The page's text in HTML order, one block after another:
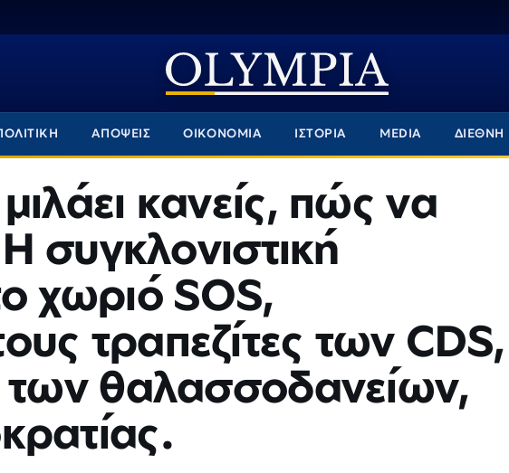
ΑΠΟΨΕΙΣ ΟΙΚΟΝΟΜΙΑ ΙΣΤΟΡΙΑ MEDIA ΔΙΕΘΝΗ
κανείς, πώς να
συγκλονιστική
χωριό SOS,
τραπεζίτες των CDS,
των θαλασσοδανείων,